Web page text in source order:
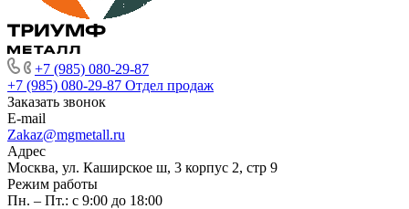
+7 (985) 080-29-87
+7 (985) 080-29-87 Отдел продаж
Заказать звонок
E-mail
Zakaz@mgmetall.ru
Адрес
Москва, ул. Каширское ш, 3 корпус 2, стр 9
Режим работы
Пн. – Пт.: с 9:00 до 18:00